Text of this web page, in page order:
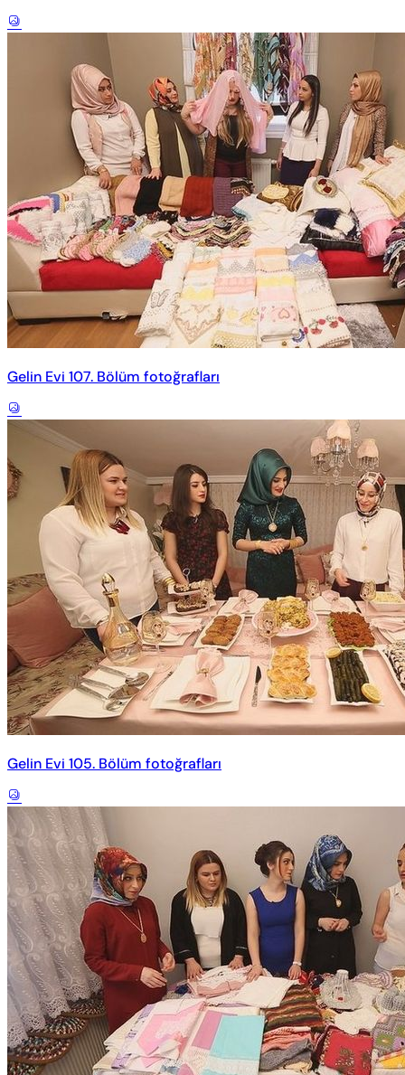
Gelin Evi 107. Bölüm fotoğrafları
Gelin Evi 105. Bölüm fotoğrafları